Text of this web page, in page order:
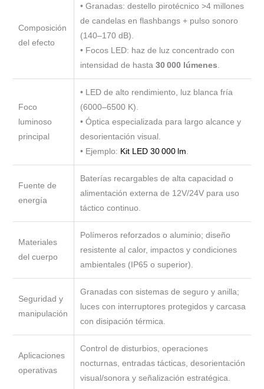
Composición
del efecto
• Granadas: destello pirotécnico >4 millones
de candelas en flashbangs + pulso sonoro
(140–170 dB).
• Focos LED: haz de luz concentrado con
intensidad de hasta 30 000 lúmenes
Foco
luminoso
principal
• LED de alto rendimiento, luz blanca fría
(6000–6500 K).
• Óptica especializada para largo alcance y
desorientación visual.
• Ejemplo: Kit LED 30 000 lm
Fuente de
energía
Baterías recargables de alta capacidad o
alimentación externa de 12V/24V para uso
táctico continuo.
Materiales
del cuerpo
Polímeros reforzados o aluminio; diseño
resistente al calor, impactos y condiciones
ambientales (IP65 o superior).
Seguridad y
manipulación
Granadas con sistemas de seguro y anilla;
luces con interruptores protegidos y carcasa
con disipación térmica.
Aplicaciones
operativas
Control de disturbios, operaciones
nocturnas, entradas tácticas, desorientación
visual/sonora y señalización estratégica.